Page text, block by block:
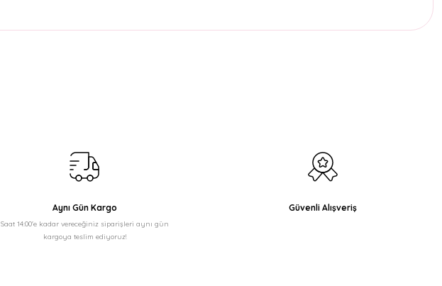
Aynı Gün Kargo
Saat 14:00'e kadar vereceğiniz siparişleri aynı gün
kargoya teslim ediyoruz!
Güvenli Alışveriş